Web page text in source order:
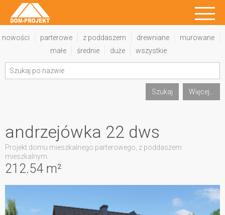
nowości parterowe z poddaszem drewniane
murowane
małe
średnie duże wszystkie
Szukaj Więcej...
212.54 m²
andrzejówka 22 dws
Projekt domu mieszkalnego parterowego, z poddaszem
mieszkalnym.